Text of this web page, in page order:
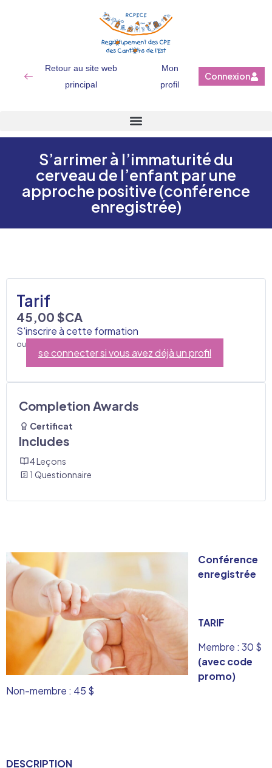
Retour au site web
principal
Mon
profil
Connexion
S’arrimer à l’immaturité du
cerveau de l’enfant par une
approche positive (conférence
enregistrée)
Conférence
enregistrée
TARIF
Membre : 30 $
(avec code
promo)
Non-membre : 45 $
DESCRIPTION
Tarif
45,00 $CA
S'inscrire à cette formation
ou
se connecter si vous avez déjà un profil
Completion Awards
Certificat
Includes
4 Leçons
1 Questionnaire